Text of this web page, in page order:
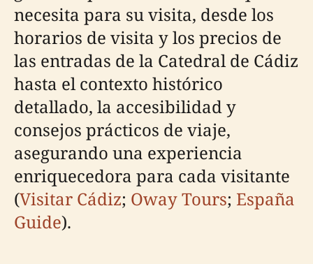
necesita para su visita, desde los
horarios de visita y los precios de
las entradas de la Catedral de Cádiz
hasta el contexto histórico
detallado, la accesibilidad y
consejos prácticos de viaje,
asegurando una experiencia
enriquecedora para cada visitante
(Visitar Cádiz; Oway Tours; España
Guide).